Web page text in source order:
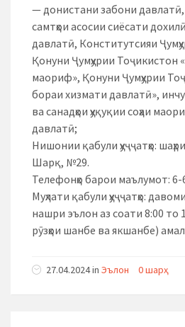
— донистани забони давлатӣ,
самтҳои асосии сиёсати
давлатӣ, Конститутсияи
Қонуни Ҷумҳурии Тоҷикистон
маориф», Қонуни Ҷумҳурии
бораи хизмати давлатӣ»,
ва санадҳои ҳуқуқии соҳаи
давлатӣ;
Нишонии қабули ҳуҷҷатҳо:
Шарқ, №29.
Телефонҳо барои маълумот:
Муҳлати қабули ҳуҷҷатҳо:
нашри эълон аз соати 8:00 то
рӯзҳои шанбе ва якшанбе)
27.04.2024 in Эълон 0 шарҳ